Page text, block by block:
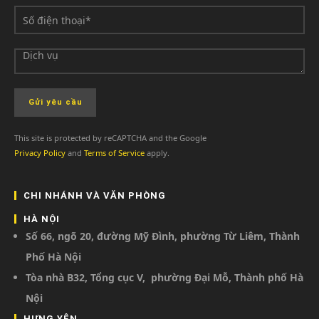
This site is protected by reCAPTCHA and the Google
Privacy Policy and Terms of Service apply.
CHI NHÁNH VÀ VĂN PHÒNG
HÀ NỘI
Số 66, ngõ 20, đường Mỹ Đình, phường Từ Liêm, Thành
Phố Hà Nội
Tòa nhà B32, Tổng cục V, phường Đại Mỗ, Thành phố Hà
Nội